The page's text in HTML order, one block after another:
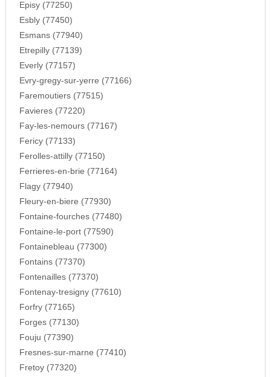
Episy (77250)
Esbly (77450)
Esmans (77940)
Etrepilly (77139)
Everly (77157)
Evry-gregy-sur-yerre (77166)
Faremoutiers (77515)
Favieres (77220)
Fay-les-nemours (77167)
Fericy (77133)
Ferolles-attilly (77150)
Ferrieres-en-brie (77164)
Flagy (77940)
Fleury-en-biere (77930)
Fontaine-fourches (77480)
Fontaine-le-port (77590)
Fontainebleau (77300)
Fontains (77370)
Fontenailles (77370)
Fontenay-tresigny (77610)
Forfry (77165)
Forges (77130)
Fouju (77390)
Fresnes-sur-marne (77410)
Fretoy (77320)